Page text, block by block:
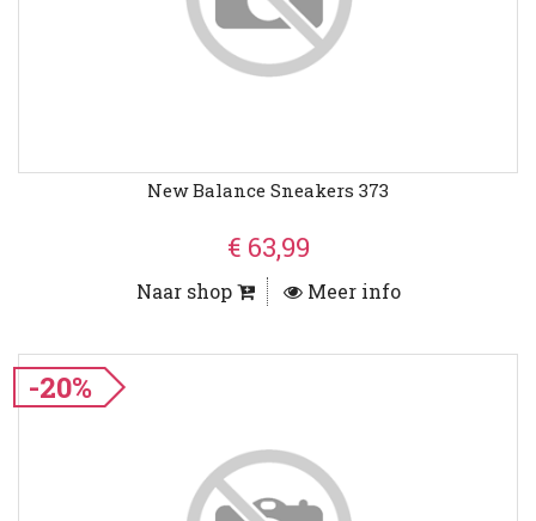
New Balance Sneakers 373
€ 63,99
Naar shop Meer info
-20%